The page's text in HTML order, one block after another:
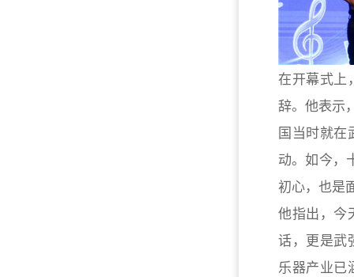
在开幕式上
辞。他表示
国当时就
动。如今
初心，也是
他指出，今
话，更是武
乐器产业已